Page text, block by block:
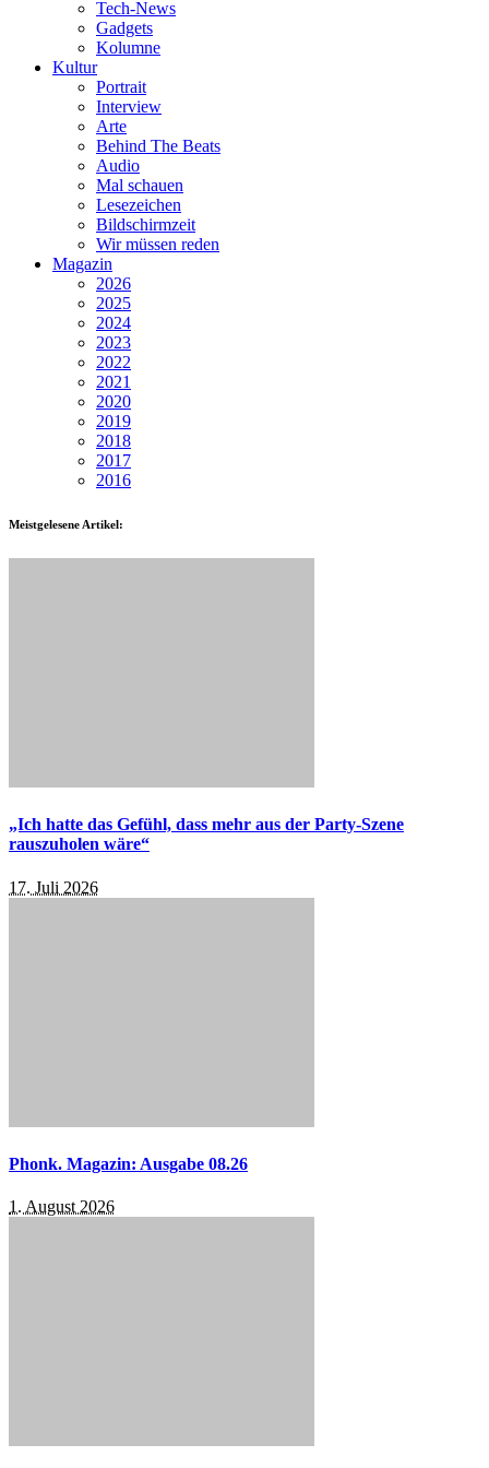
Tech-News
Gadgets
Kolumne
Kultur
Portrait
Interview
Arte
Behind The Beats
Audio
Mal schauen
Lesezeichen
Bildschirmzeit
Wir müssen reden
Magazin
2026
2025
2024
2023
2022
2021
2020
2019
2018
2017
2016
Meistgelesene Artikel:
„Ich hatte das Gefühl, dass mehr aus der Party-Szene
rauszuholen wäre“
17. Juli 2026
Phonk. Magazin: Ausgabe 08.26
1. August 2026